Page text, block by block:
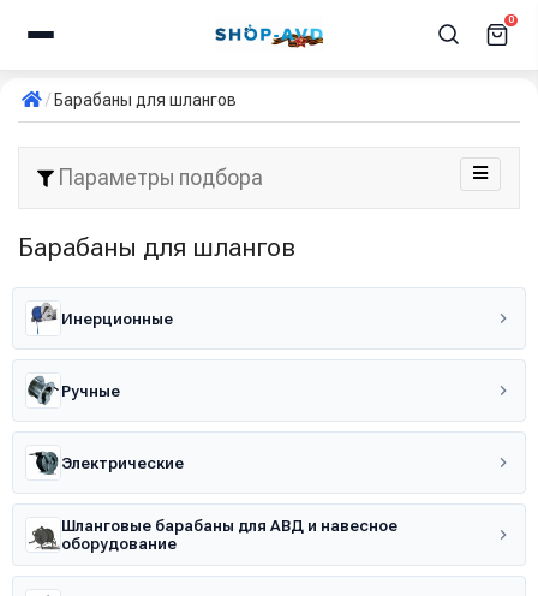
0
Барабаны для шлангов
Параметры подбора
Барабаны для шлангов
Инерционные
Ручные
Электрические
Шланговые барабаны для АВД и навесное
оборудование